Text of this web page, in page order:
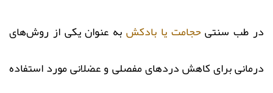
در طب سنتیحجامت یا بادکشبه عنوان یکی از روش‌های
درمانی برای کاهش دردهای مفصلی و عضلانی مورد استفاده